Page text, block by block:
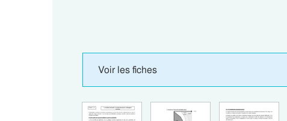
Voir les fiches